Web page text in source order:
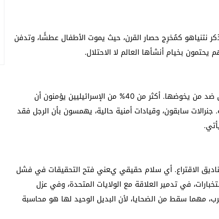
نتنياهو كمُخرِج حصار القرن، حيث يموت الأطفال عطشًا، وتدفن
بخيام أنشأها العالم لا الاحتلال.
داخل إسرائيل، لم تعد المعارضة تصرخ ضد الحرب فقط، بل ضد من يخوضها. أكثر من 40% من الإسرائيليين يؤمنون أن
جنرالات سابقون، وقيادات أمنية حالية، يهمسون بأن الرجل فقد
الاقتراع. أي سلام حقيقي يعني فتح التحقيقات في فشل
في تدمير العلاقة مع الولايات المتحدة، وفي عزل
مهما سقط من الضحايا، لأن البديل الوحيد لها هو محاسبة